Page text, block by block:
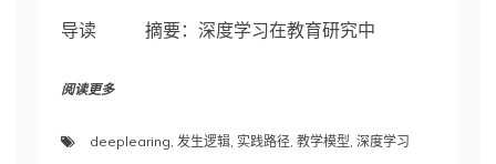
导读 摘要：深度学习在教育研究中
阅读更多
deeplearing 发生逻辑 实践路径 教学模型 深度学习